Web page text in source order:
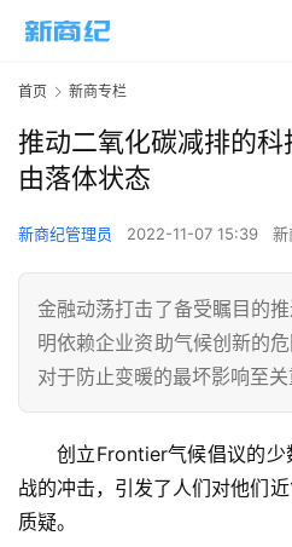
首页 新商专栏
推动二氧化碳减排的
由落体状态
新商纪管理员 2022-11-07 15:39 新
金融动荡打击了备受瞩目的
明依赖企业资助气候创新的
对于防止变暖的最坏影响至关
创立Frontier气候倡议的
战的冲击，引发了人们对他们
质疑。